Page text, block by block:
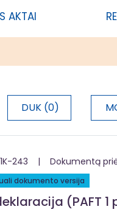
administracija
AKTAI
DUK (0)
1K-243 | Dokumentą
dokumento versija
(PAFT 1